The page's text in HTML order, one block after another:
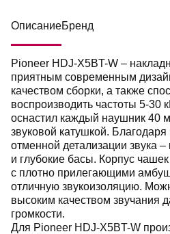
ОписаниеБренд
Pioneer HDJ-X5BT-W –
приятным современным
качеством сборки, а также
воспроизводить частоты 5-30
оснастил каждый наушник 40
звуковой катушкой. Благодаря
отменной детализации звука –
и глубокие басы. Корпус
с плотно прилегающими
отличную звукоизоляцию.
высоким качеством звучания
громкости.
Для Pioneer HDJ-X5BT-W